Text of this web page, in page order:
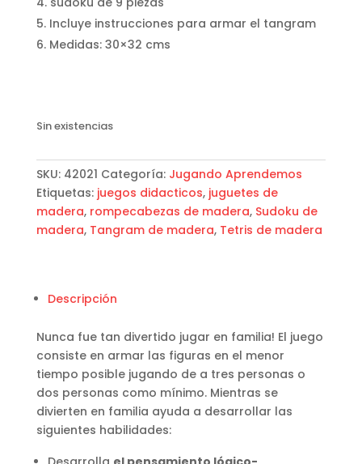
Incluye instrucciones para armar el tangram
Medidas: 30×32 cms
Sin existencias
SKU: 42021 Categoría: Jugando Aprendemos
Etiquetas: juegos didacticos, juguetes de
madera, rompecabezas de madera, Sudoku de
madera, Tangram de madera, Tetris de madera
Descripción
Nunca fue tan divertido jugar en familia! El juego
consiste en armar las figuras en el menor
tiempo posible jugando de a tres personas o
dos personas como mínimo. Mientras se
divierten en familia ayuda a desarrollar las
siguientes habilidades: